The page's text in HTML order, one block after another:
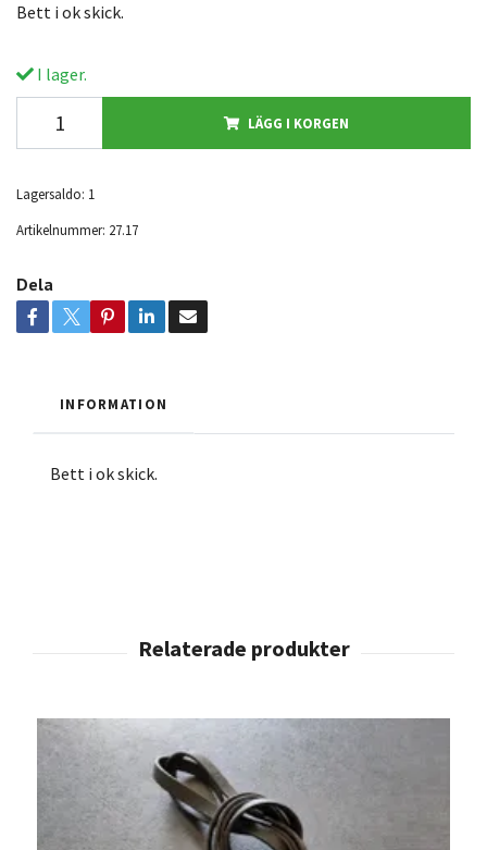
Bett i ok skick.
I lager.
LÄGG I KORGEN
Lagersaldo: 1
Artikelnummer: 27.17
Dela
INFORMATION
Bett i ok skick.